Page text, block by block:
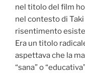
nel titolo del film
nel contesto di
risentimento
Era un titolo
aspettava che la
“sana” o